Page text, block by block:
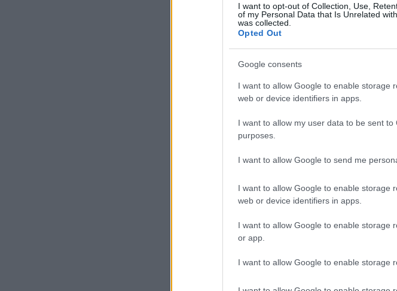
I want to opt-out of Collection, Use,
of my Personal Data that Is Unrelated
was collected.
Opted Out
Google consents
I want to allow Google to enable storage
web or device identifiers in apps.
I want to allow my user data to be sent
purposes.
I want to allow Google to send me
I want to allow Google to enable storage
web or device identifiers in apps.
I want to allow Google to enable storage
or app.
I want to allow Google to enable storage